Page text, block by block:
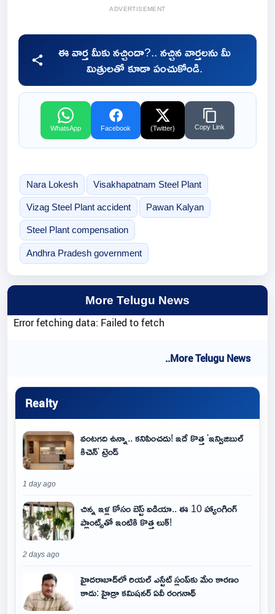
ADVERTISEMENT
ఈ వార్త మీకు నచ్చిందా?.. నచ్చిన వార్తలను మీ
మిత్రులతో కూడా పంచుకోండి.
WhatsApp Facebook (Twitter) Copy Link
Nara Lokesh Visakhapatnam Steel Plant
Vizag Steel Plant accident Pawan Kalyan
Steel Plant compensation
Andhra Pradesh government
More Telugu News
Error fetching data: Failed to fetch
..More Telugu News
Realty
వంటగది ఉన్నా.. కనిపించదు! ఇదే కొత్త 'ఇన్విజిబుల్
కిచెన్' ట్రెండ్
1 day ago
చిన్న ఇళ్ల కోసం బెస్ట్ ఐడియా.. ఈ 10 హ్యాంగింగ్
ప్లాంట్స్‌తో ఇంటికి కొత్త లుక్!
2 days ago
హైదరాబాద్‌లో రియల్ ఎస్టేట్ స్లంప్‌కు మేం కారణం
కాదు: హైడ్రా కమిషనర్ ఏవీ రంగనాథ్